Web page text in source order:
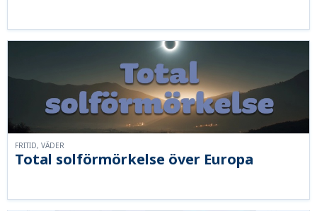
Total solförmörkelse över Europa
FRITID, VÄDER